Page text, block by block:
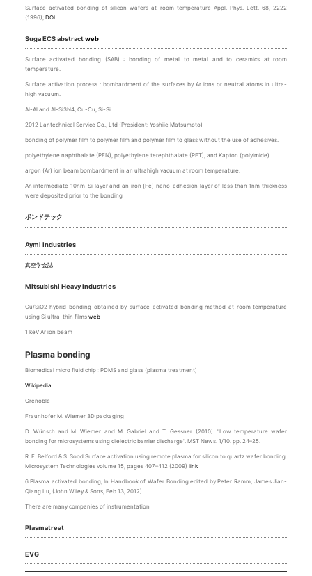
Surface activated bonding of silicon wafers at room temperature Appl. Phys. Lett. 68, 2222
(1996); DOI
Suga ECS abstractweb
Surface activated bonding (SAB) : bonding of metal to metal and to ceramics at room
temperature.
Surface activation process : bombardment of the surfaces by Ar ions or neutral atoms in ultra-
high vacuum.
Al-Al and Al-Si3N4, Cu-Cu, Si-Si
2012 Lantechnical Service Co., Ltd (President: Yoshiie Matsumoto)
bonding of polymer film to polymer film and polymer film to glass without the use of adhesives.
polyethylene naphthalate (PEN), polyethylene terephthalate (PET), and Kapton (polyimide)
argon (Ar) ion beam bombardment in an ultrahigh vacuum at room temperature.
An intermediate 10nm-Si layer and an iron (Fe) nano-adhesion layer of less than 1nm thickness
were deposited prior to the bonding
ボンドテック
Aymi Industries
真空学会誌
Mitsubishi Heavy Industries
Cu/SiO2 hybrid bonding obtained by surface-activated bonding method at room temperature
using Si ultra-thin films web
1 keV Ar ion beam
Plasma bonding
Biomedical micro fluid chip : PDMS and glass (plasma treatment)
Wikipedia
Grenoble
Fraunhofer M. Wiemer 3D packaging
D. Wünsch and M. Wiemer and M. Gabriel and T. Gessner (2010). "Low temperature wafer
bonding for microsystems using dielectric barrier discharge". MST News. 1/10. pp. 24–25.
R. E. Belford & S. Sood Surface activation using remote plasma for silicon to quartz wafer bonding.
Microsystem Technologies volume 15, pages 407–412 (2009) link
6 Plasma activated bonding, In Handbook of Wafer Bonding edited by Peter Ramm, James Jian-
Qiang Lu, (John Wiley & Sons, Feb 13, 2012)
There are many companies of instrumentation
Plasmatreat
EVG